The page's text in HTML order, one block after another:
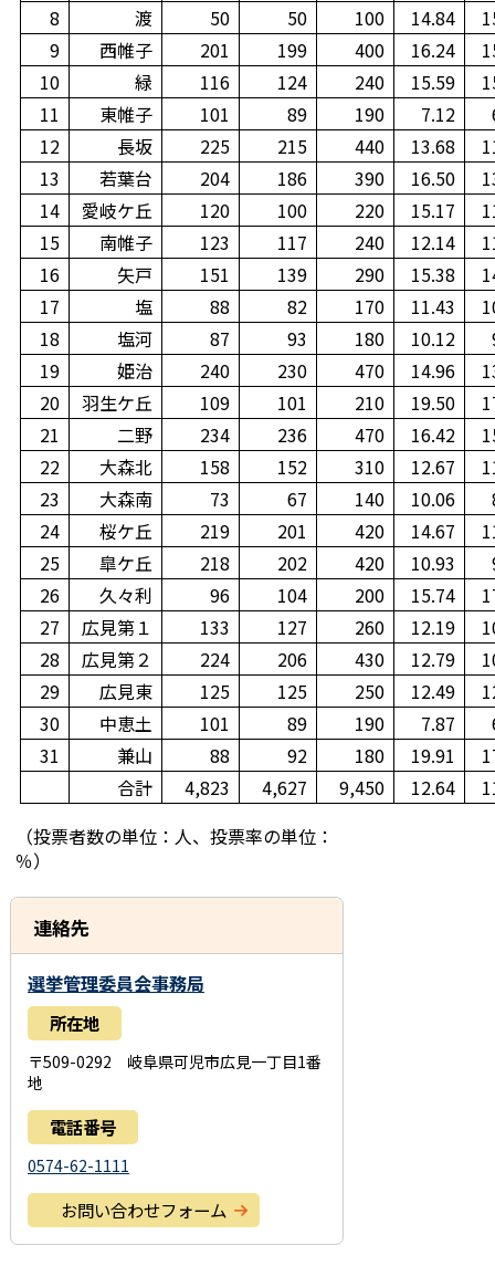
8
渡 50 50 100 14.84
9
西帷子 201 199 400 16.24
10
緑 116 124 240 15.59
11
東帷子 101 89 190 7.12
12
長坂 225 215 440 13.68
13
若葉台 204 186 390 16.50
14
愛岐ケ丘 120 100 220 15.17
15
南帷子 123 117 240 12.14
16
矢戸 151 139 290 15.38
17
塩 88 82 170 11.43
18
塩河 87 93 180 10.12
19
姫治 240 230 470 14.96
20
羽生ケ丘 109 101 210 19.50
21
二野 234 236 470 16.42
22
大森北 158 152 310 12.67
23
大森南 73 67 140 10.06
24
桜ケ丘 219 201 420 14.67
25
皐ケ丘 218 202 420 10.93
26
久々利 96 104 200 15.74
27
広見第１ 133 127 260 12.19
28
広見第２ 224 206 430 12.79
29
広見東 125 125 250 12.49
30
中恵土 101 89 190 7.87
31
兼山 88 92 180 19.91
合計
4,823 4,627 9,450 12.64
（投票者数の単位：人、投票率の単位：
％）
連絡先
選挙管理委員会事務局
所在地
〒509-0292 岐阜県可児市広見一丁目1番
地
電話番号
0574-62-1111
お問い合わせフォーム